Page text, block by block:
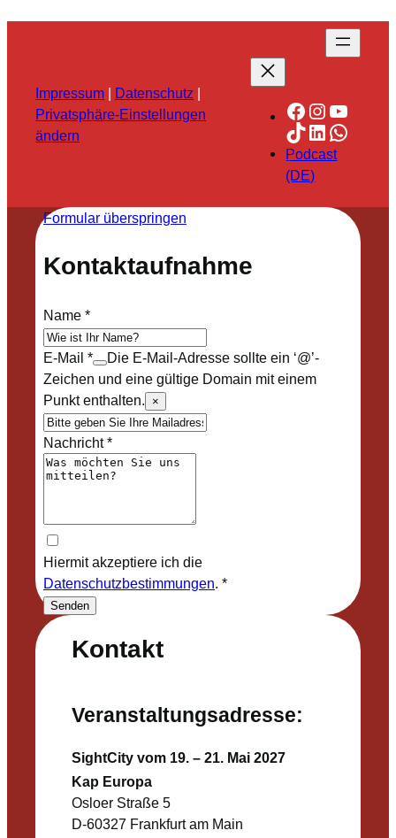
Impressum | Datenschutz |
Privatsphäre-Einstellungen
ändern
Facebook
TikTok
LinkedIn
Podcast
(DE)
Kontakt
Veranstaltungsadresse:
SightCity vom 19. – 21. Mai 2027
Kap Europa
Osloer Straße 5
D-60327 Frankfurt am Main
Formular überspringen
Kontaktaufnahme
Name*
E-Mail *
Die E-Mail-Adresse sollte ein ‘@’-
Zeichen und eine gültige Domain mit einem
Punkt enthalten.
×
Nachricht*
Hiermit akzeptiere ich die
Datenschutzbestimmungen. *
Senden